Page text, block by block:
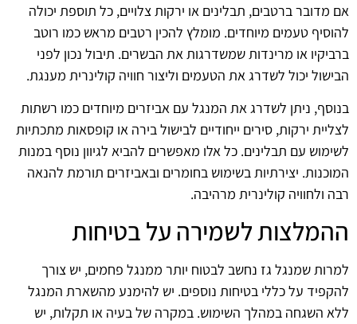
אם מדובר ברטבים, תבלינים או ירקות צלויים, כל תוספת יכולה
להוסיף טעמים מיוחדים. מומלץ להכין רטבים מראש כמו רוטב
ברביקיו או מרינדות שמשדרגות את הבשרים. תיבול נכון לפני
הבישול יכול לשדרג את הטעמים וליצור חוויה קולינרית מענגת.
בנוסף, ניתן לשדרג את המנגל עם אביזרים מיוחדים כמו רשתות
לצליית ירקות, סירים ייחודיים לבישול בירה או קופסאות מתכתיות
לשימוש עם תבלינים. כל אלו מאפשרים להביא לגיוון נוסף במנות
המוכנות. יצירתיות בשימוש בחומרים ובאביזרים תורמת להנאה
רבה ולחוויה קולינרית מרהיבה.
ההמלצות לשמירה על בטיחות
למרות שמנגל גז נחשב לבטוח יותר ממנגל פחמים, יש צורך
להקפיד על כללי בטיחות נוספים. יש להימנע מהשארת המנגל
ללא השגחה במהלך השימוש. במקרה של בעיה או תקלות, יש